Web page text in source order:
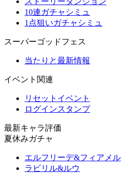
10連ガチャシミュ
1点狙いガチャシミュ
スーパーゴッドフェス
当たりと最新情報
イベント関連
リセットイベント
ログインスタンプ
最新キャラ評価
夏休みガチャ
エルフリーデ&フィアメル
ラビリル&ルウ